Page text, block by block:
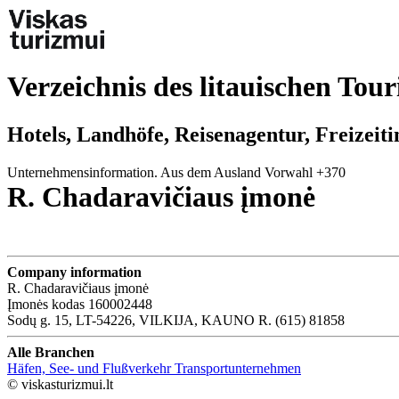
Verzeichnis des litauischen
Hotels, Landhöfe, Reisenagentur,
Unternehmensinformation. Aus dem Ausland Vorwahl +370
R. Chadaravičiaus įmonė
Company information
R. Chadaravičiaus įmonė
Įmonės kodas 160002448
Sodų g. 15, LT-54226, VILKIJA, KAUNO R. (615) 81858
Alle Branchen
Häfen, See- und Flußverkehr Transportunternehmen
© viskasturizmui.lt